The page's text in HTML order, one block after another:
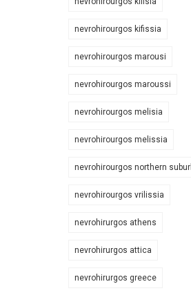
nevrohirourgos kifissia
nevrohirourgos marousi
nevrohirourgos maroussi
nevrohirourgos melisia
nevrohirourgos melissia
nevrohirourgos northern
nevrohirourgos vrilissia
nevrohirurgos athens
nevrohirurgos attica
nevrohirurgos greece